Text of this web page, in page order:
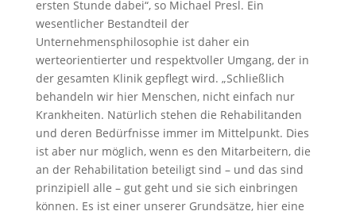
ersten Stunde dabei“, so Michael Presl. Ein
wesentlicher Bestandteil der
Unternehmensphilosophie ist daher ein
werteorientierter und respektvoller Umgang, der in
der gesamten Klinik gepflegt wird. „Schließlich
behandeln wir hier Menschen, nicht einfach nur
Krankheiten. Natürlich stehen die Rehabilitanden
und deren Bedürfnisse immer im Mittelpunkt. Dies
ist aber nur möglich, wenn es den Mitarbeitern, die
an der Rehabilitation beteiligt sind – und das sind
prinzipiell alle – gut geht und sie sich einbringen
können. Es ist einer unserer Grundsätze, hier eine